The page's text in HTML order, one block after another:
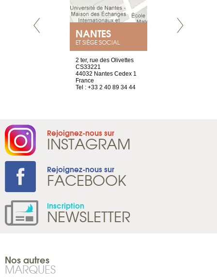
NANTES
ET SIÈGE SOCIAL
2 ter, rue des Olivettes
CS33221
44032 Nantes Cedex 1
France
Tel : +33 2 40 89 34 44
Rejoignez-nous sur
INSTAGRAM
Rejoignez-nous sur
FACEBOOK
Inscription
NEWSLETTER
Nos autres
MARQUES